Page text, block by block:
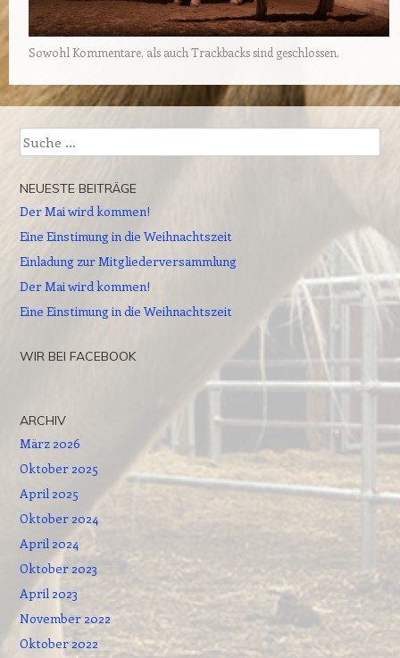
Sowohl Kommentare, als auch Trackbacks sind geschlossen.
Suche
NEUESTE BEITRÄGE
Der Mai wird kommen!
Eine Einstimung in die Weihnachtszeit
Einladung zur Mitgliederversammlung
Der Mai wird kommen!
Eine Einstimung in die Weihnachtszeit
WIR BEI FACEBOOK
ARCHIV
März 2026
Oktober 2025
April 2025
Oktober 2024
April 2024
Oktober 2023
April 2023
November 2022
Oktober 2022